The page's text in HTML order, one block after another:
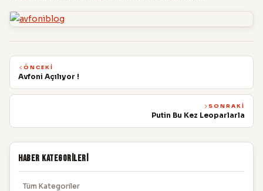
ÖNCEKI
Avfoni Açılıyor !
SONRAKI
Putin Bu Kez Leoparlarla
Haber Kategorileri
Tüm Kategoriler